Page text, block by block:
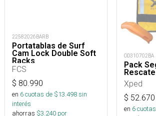
22582026BARB
Portatablas de Surf
Cam Lock Double Soft
Racks
FCS
$ 80.990
en 6cuotas de $13.498sin
interés
ahorras $3.240 por
OD310702BA
Pack
Rescate
Xped
$ 52.670
en 6